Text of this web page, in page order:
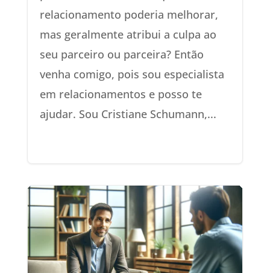
relacionamento poderia melhorar,
mas geralmente atribui a culpa ao
seu parceiro ou parceira? Então
venha comigo, pois sou especialista
em relacionamentos e posso te
ajudar. Sou Cristiane Schumann,...